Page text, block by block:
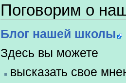
Поговорим о
Блог нашей школы
Здесь вы можете
высказать свое